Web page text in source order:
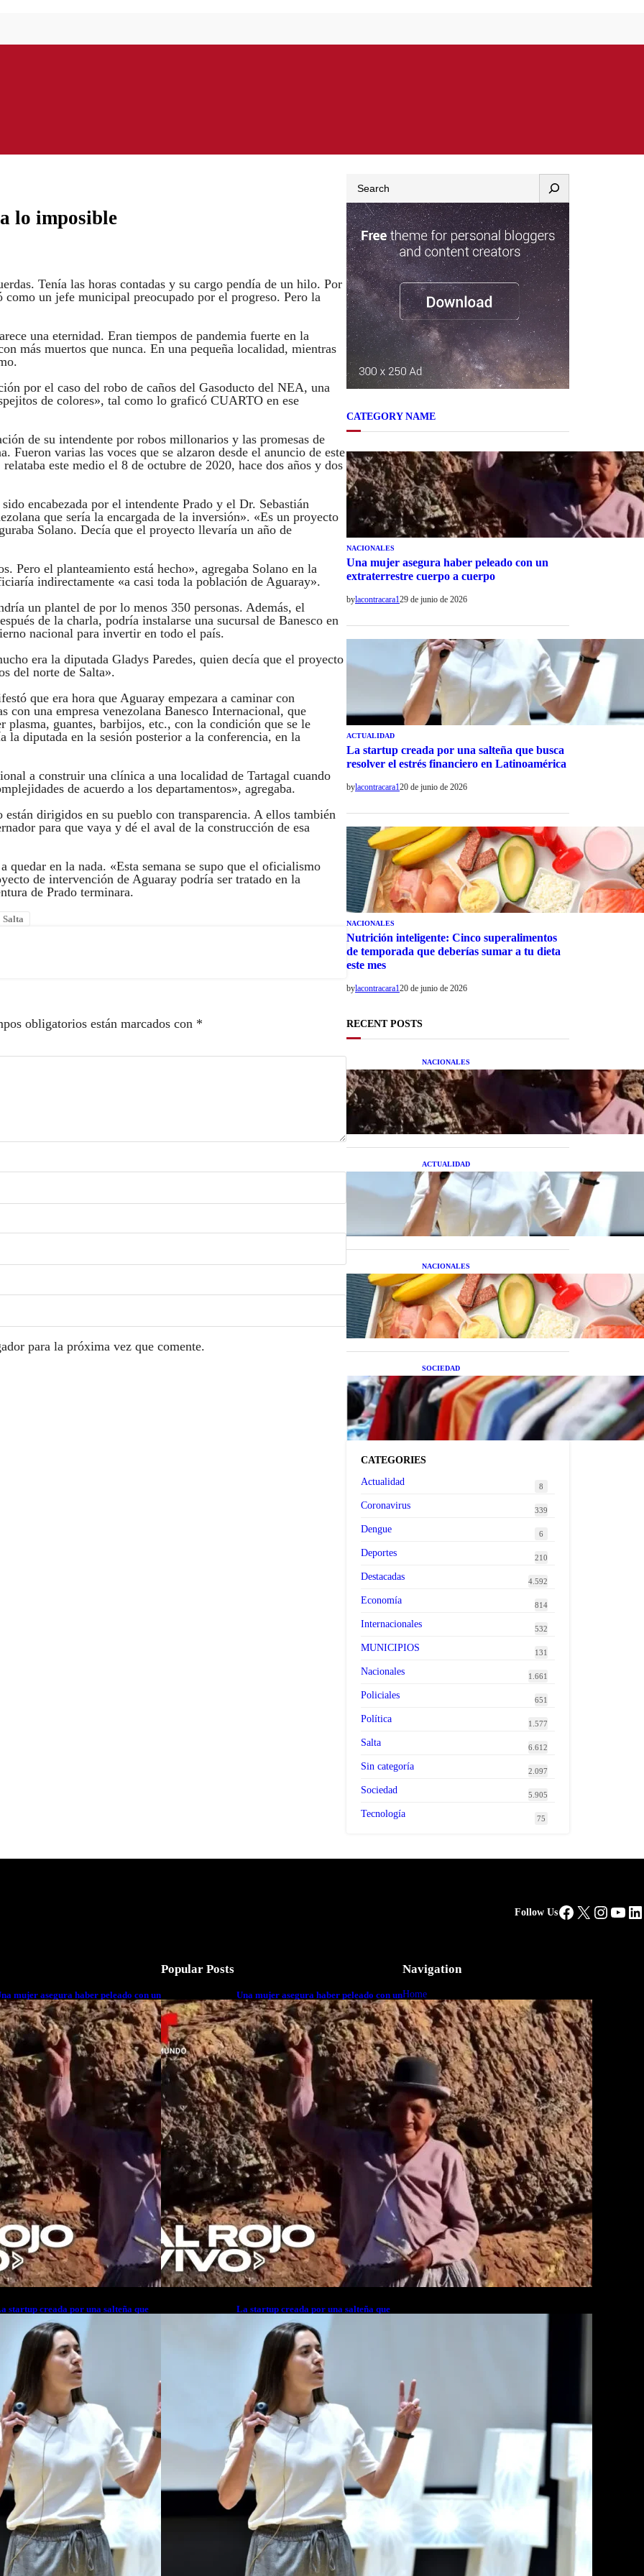
lo imposible
Tenía las horas contadas y su cargo pendía de un hilo. Por
un jefe municipal preocupado por el progreso. Pero la
una eternidad. Eran tiempos de pandemia fuerte en la
más muertos que nunca. En una pequeña localidad, mientras
por el caso del robo de caños del Gasoducto del NEA, una
de colores», tal como lo graficó CUARTO en ese
de su intendente por robos millonarios y las promesas de
Fueron varias las voces que se alzaron desde el anuncio de este
este medio el 8 de octubre de 2020, hace dos años y dos
encabezada por el intendente Prado y el Dr. Sebastián
que sería la encargada de la inversión». «Es un proyecto
Solano. Decía que el proyecto llevaría un año de
Pero el planteamiento está hecho», agregaba Solano en la
indirectamente «a casi toda la población de Aguaray».
un plantel de por lo menos 350 personas. Además, el
de la charla, podría instalarse una sucursal de Banesco en
nacional para invertir en todo el país.
era la diputada Gladys Paredes, quien decía que el proyecto
del norte de Salta».
que era hora que Aguaray empezara a caminar con
con una empresa venezolana Banesco Internacional, que
plasma, guantes, barbijos, etc., con la condición que se le
diputada en la sesión posterior a la conferencia, en la
a construir una clínica a una localidad de Tartagal cuando
de acuerdo a los departamentos», agregaba.
dirigidos en su pueblo con transparencia. A ellos también
para que vaya y dé el aval de la construcción de esa
en la nada. «Esta semana se supo que el oficialismo
de intervención de Aguaray podría ser tratado en la
de Prado terminara.
Salta
obligatorios están marcados con *
para la próxima vez que comente.
CATEGORY NAME
NACIONALES
Una mujer asegura haber peleado con un
extraterrestre cuerpo a cuerpo
bylacontracara129 de junio de 2026
ACTUALIDAD
La startup creada por una salteña que busca
resolver el estrés financiero en Latinoamérica
bylacontracara120 de junio de 2026
NACIONALES
Nutrición inteligente: Cinco superalimentos
de temporada que deberías sumar a tu dieta
este mes
bylacontracara120 de junio de 2026
RECENT POSTS
NACIONALES
Una mujer asegura haber
peleado con un extraterrestre
cuerpo a cuerpo
ACTUALIDAD
La startup creada por una
salteña que busca resolver el
estrés financiero en
Latinoamérica
NACIONALES
Nutrición inteligente: Cinco
superalimentos de temporada
que deberías sumar a tu dieta
este mes
SOCIEDAD
Las grandes marcas globales
se suman a la tendencia de la
ropa de segunda mano
premium
CATEGORIES
Actualidad
8
Coronavirus 339
Dengue 6
Deportes 210
Destacadas 4.592
Economía 814
Internacionales 532
MUNICIPIOS 131
Nacionales 1.661
Policiales 651
Política 1.577
Salta 6.612
Sin categoría 2.097
Sociedad 5.905
Tecnología 75
Follow UsFacebook
X
mujer asegura haber peleado con un
cuerpo a cuerpo
startup creada por una salteña que
resolver el estrés financiero en
Popular Posts
Una mujer asegura haber peleado con un
extraterrestre cuerpo a cuerpo
La startup creada por una salteña que
busca resolver el estrés financiero en
Latinoamérica
Navigation
Home
Business
Lifestyle
Magazine
Photography
Travel
Technology